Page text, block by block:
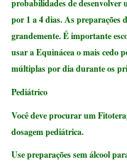
probabilidades de desenvolver
por 1 a 4 dias. As preparações
grandemente. É importante
usar a Equinácea o mais cedo
múltiplas por dia durante os
Pediátrico
Você deve procurar um
dosagem pediátrica.
Use preparações sem álcool